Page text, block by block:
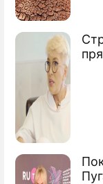
Сюжеты